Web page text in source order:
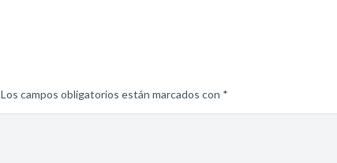
Los campos obligatorios están marcados con *